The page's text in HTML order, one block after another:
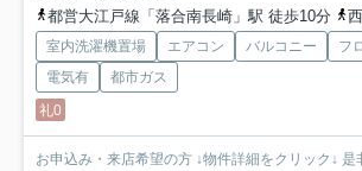
都営大江戸線「落合南長崎」駅 徒歩10分
西
室内洗濯機置場 エアコン バルコニー
フ
電気有
都市ガス
礼0
お申込み・来店希望の方 ↓物件詳細をクリック↓ 是